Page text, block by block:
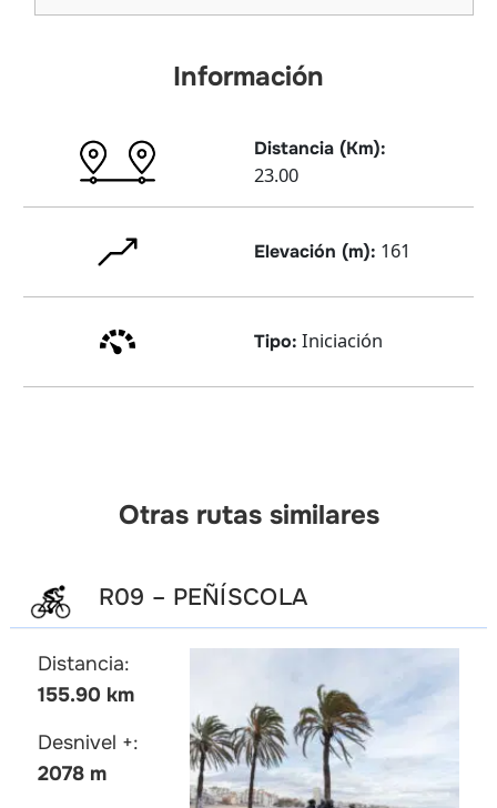
Información
Distancia (Km):
23.00
Elevación (m): 161
Tipo: Iniciación
Otras rutas similares
R09 – PEÑÍSCOLA
Distancia:
155.90 km
Desnivel +:
2078 m